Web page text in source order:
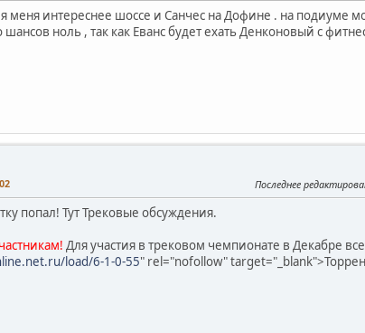
меня интереснее шоссе и Санчес на Дофине . на подиуме
шансов ноль , так как Еванс будет ехать Денконовый с
Последнее
попал! Тут Трековые обсуждения.
Для участия в трековом чемпионате в Декабре
load/6-1-0-55" rel="nofollow"